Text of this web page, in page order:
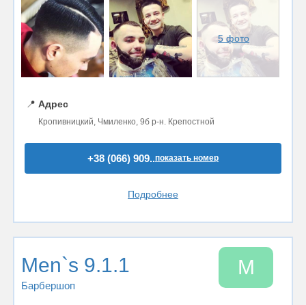
5 фото
📍 Адрес
Кропивницкий, Чмиленко, 9б р-н. Крепостной
+38 (066) 909..показать номер
Подробнее
Men`s 9.1.1
Барбершоп
M